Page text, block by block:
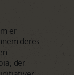
er
deres
der